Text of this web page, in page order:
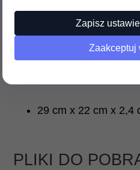
Czas ładowania: 2
Waga 960 g/2240 g
29 cm x 22 cm x 2,4
PLIKI DO
Zapisz
Zaakceptuj